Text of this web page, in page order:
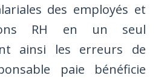
des employés et
RH en un seul
ainsi les erreurs de
paie bénéficie